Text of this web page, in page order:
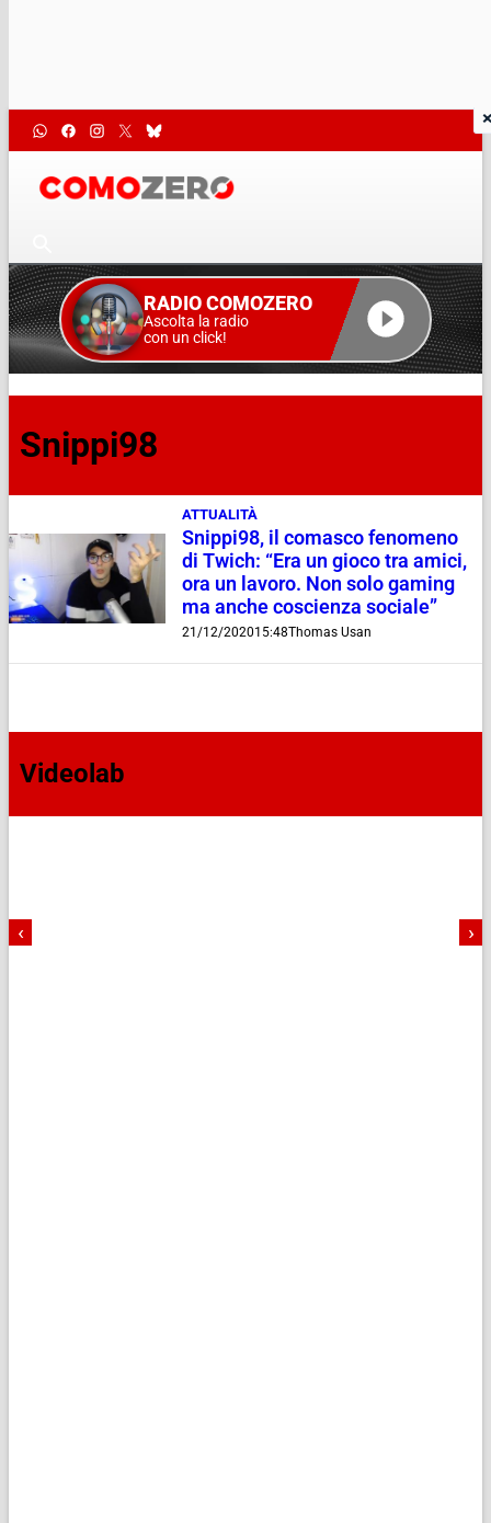
RADIO COMOZERO
Ascolta la radio
con un click!
Snippi98
ATTUALITÀ
Snippi98, il comasco fenomeno
di Twich: “Era un gioco tra amici,
ora un lavoro. Non solo gaming
ma anche coscienza sociale”
21/12/202015:48Thomas Usan
Videolab
‹ ›